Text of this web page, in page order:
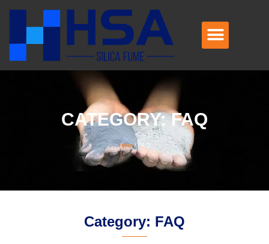
CATEGORY: FAQ
Hjem/FAQ
Category: FAQ